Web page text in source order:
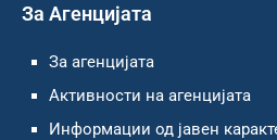
За Агенцијата
За агенцијата
Активности на агенцијата
Информации од јавен